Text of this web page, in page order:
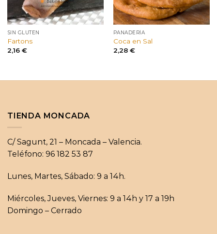
SIN GLUTEN
Fartons
2,16 €
PANADERÍA
Coca en Sal
2,28 €
TIENDA MONCADA
C/ Sagunt, 21 – Moncada – Valencia.
Teléfono: 96 182 53 87
Lunes, Martes, Sábado: 9 a 14h.
Miércoles, Jueves, Viernes: 9 a 14h y 17 a 19h
Domingo – Cerrado